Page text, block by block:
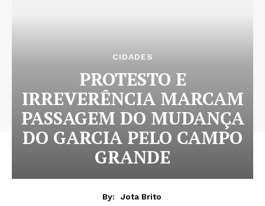
CIDADES
PROTESTO E
IRREVERÊNCIA MARCAM
PASSAGEM DO MUDANÇA
DO GARCIA PELO CAMPO
GRANDE
By:
Jota Brito